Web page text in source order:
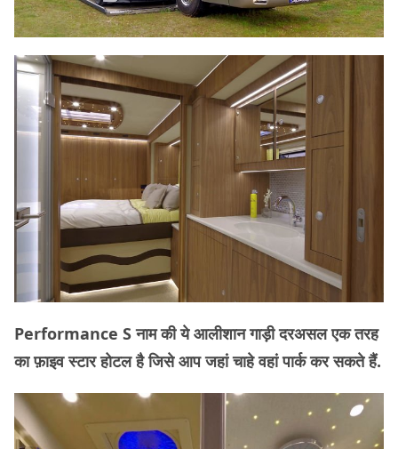
Performance S नाम की ये आलीशान गाड़ी दरअसल एक तरह
का फ़ाइव स्टार होटल है जिसे आप जहां चाहे वहां पार्क कर सकते हैं.